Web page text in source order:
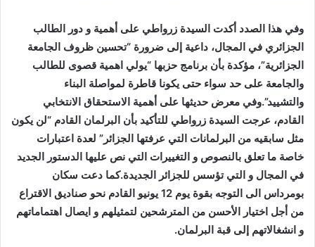
وفي هذا الصدد أكدت السيدة زرواطي على أهمية و دور الطالب
الجزائري في المجال، داعية إلى ضرورة “تحسين ظروف الجامعة
الجزائرية”، مؤكدة بأن برنامج حزبها “يولي اهمية قصوى للطالب
والجامعة على حد سواء حتى يكونا قاطرة لمواصلة البناء
والتشييد”.وفي معرض حديثها على أهمية الاستحقاق الانتخابي
القادم، عرجت السيدة زرواطي للتأكيد بأن البرلمان القادم “لن يكون
مثل سابقيه من البرلمانات التي عرفتها الجزائر” لعدة اعتبارات
خاصة ما تعلق بالنصوص و التغييرات التي نص عليها الدستور الجديد
في المجال و التي تؤسس للجزائر الجديدة.كما دعت سكان
بومرداس الى التوجه بقوة يوم 12 يونيو القادم نحو صناديق الاقتراع
من أجل اختيار الأحسن من المترشحين لتمثيلهم و ايصال اهتماماتهم
و انشغالاتهم إلى قبة البرلمان.